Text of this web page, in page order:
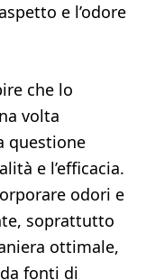
e l’odore
che lo
volta
questione
e l’efficacia.
odori e
soprattutto
ottimale,
fonti di